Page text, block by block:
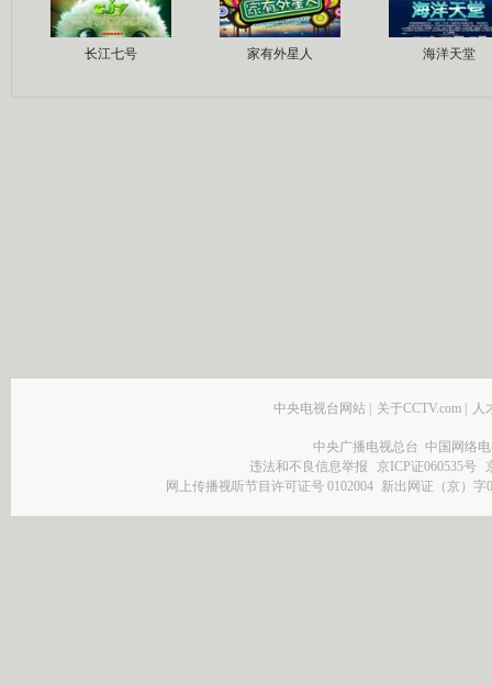
长江七号 家有外星人 海洋天堂
中央电视台网站 | 关于CCTV.com | 人
中央广播电视总台 中国网络
违法和不良信息举报
京ICP证060535号
网上传播视听节目许可证号 0102004 新出网证（京）